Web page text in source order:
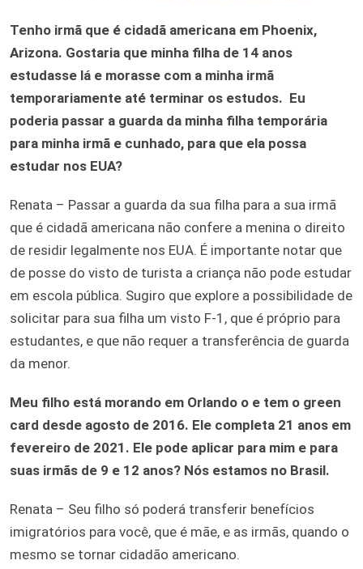
Tenho irmã que é cidadã americana em Phoenix,
Arizona. Gostaria que minha filha de 14 anos
estudasse lá e morasse com a minha irmã
temporariamente até terminar os estudos. Eu
poderia passar a guarda da minha filha temporária
para minha irmã e cunhado, para que ela possa
estudar nos EUA?
Renata – Passar a guarda da sua filha para a sua irmã
que é cidadã americana não confere a menina o direito
de residir legalmente nos EUA. É importante notar que
de posse do visto de turista a criança não pode estudar
em escola pública. Sugiro que explore a possibilidade de
solicitar para sua filha um visto F-1, que é próprio para
estudantes, e que não requer a transferência de guarda
da menor.
Meu filho está morando em Orlando o e tem o green
card desde agosto de 2016. Ele completa 21 anos em
fevereiro de 2021. Ele pode aplicar para mim e para
suas irmãs de 9 e 12 anos? Nós estamos no Brasil.
Renata – Seu filho só poderá transferir benefícios
imigratórios para você, que é mãe, e as irmãs, quando o
mesmo se tornar cidadão americano.